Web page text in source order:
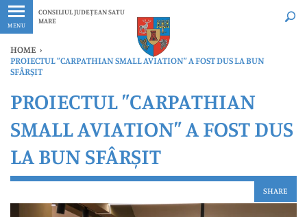
MENU
CONSILIUL JUDEȚEAN SATU
MARE
Ultimele
HOME ›
PROIECTUL ”CARPATHIAN SMALL AVIATION” A FOST DUS LA BUN
SFÂRȘIT
PROIECTUL ”CARPATHIAN
SMALL AVIATION” A FOST DUS
LA BUN SFÂRȘIT
SHARE